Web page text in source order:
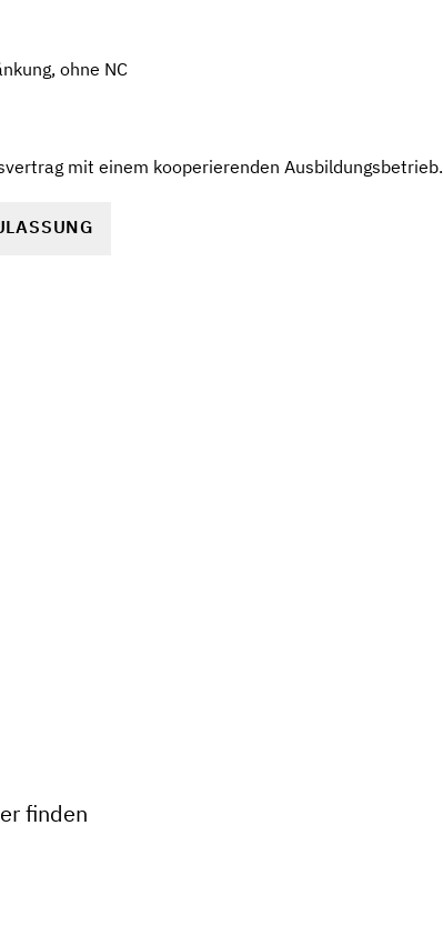
ohne NC
mit einem kooperierenden Ausbildungsbetrieb.
finden